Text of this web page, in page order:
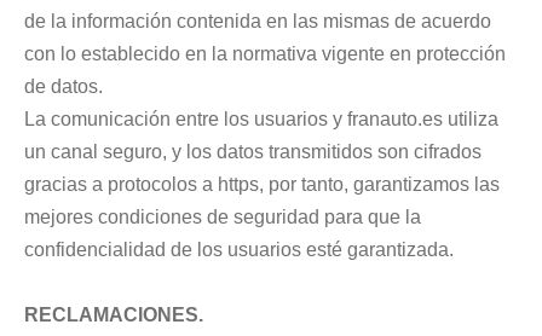
de la información contenida en las mismas de acuerdo
con lo establecido en la normativa vigente en protección
de datos.
La comunicación entre los usuarios y franauto.es utiliza
un canal seguro, y los datos transmitidos son cifrados
gracias a protocolos a https, por tanto, garantizamos las
mejores condiciones de seguridad para que la
confidencialidad de los usuarios esté garantizada.
RECLAMACIONES.